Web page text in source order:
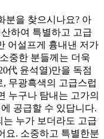
분을 찾으시나요? 아
하여 특별하고 고급
어설프게 흉내낸 저가
중한 분들께는 더욱
代 윤석열)만을 독점
무광흑색의 고급스럽
누구나 탐내는 고가의
공급할 수 있답니다.
누가 보더라도 고급
요. 소중하고 특별한분